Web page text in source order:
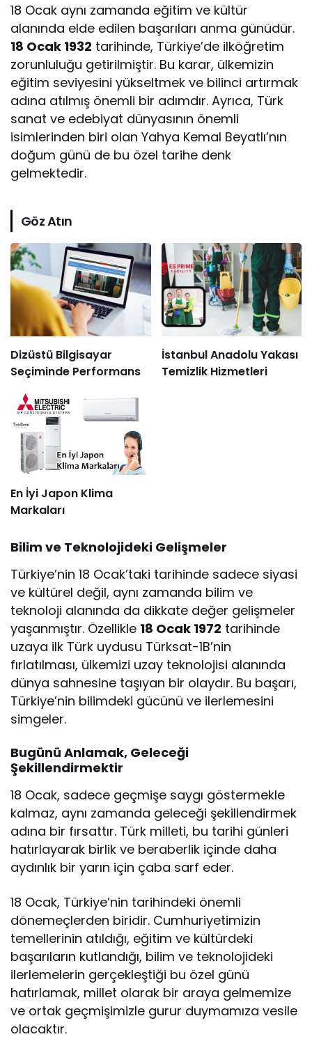
18 Ocak aynı zamanda eğitim ve kültür
alanında elde edilen başarıları anma günüdür.
18 Ocak 1932 tarihinde, Türkiye’de ilköğretim
zorunluluğu getirilmiştir. Bu karar, ülkemizin
eğitim seviyesini yükseltmek ve bilinci artırmak
adına atılmış önemli bir adımdır. Ayrıca, Türk
sanat ve edebiyat dünyasının önemli
isimlerinden biri olan Yahya Kemal Beyatlı’nın
doğum günü de bu özel tarihe denk
gelmektedir.
Göz Atın
Dizüstü Bilgisayar
Seçiminde Performans
İstanbul Anadolu Yakası
Temizlik Hizmetleri
En İyi Japon Klima
Markaları
Bilim ve Teknolojideki Gelişmeler
Türkiye’nin 18 Ocak’taki tarihinde sadece siyasi
ve kültürel değil, aynı zamanda bilim ve
teknoloji alanında da dikkate değer gelişmeler
yaşanmıştır. Özellikle 18 Ocak 1972 tarihinde
uzaya ilk Türk uydusu Türksat-1B’nin
fırlatılması, ülkemizi uzay teknolojisi alanında
dünya sahnesine taşıyan bir olaydır. Bu başarı,
Türkiye’nin bilimdeki gücünü ve ilerlemesini
simgeler.
Bugünü Anlamak, Geleceği
Şekillendirmektir
18 Ocak, sadece geçmişe saygı göstermekle
kalmaz, aynı zamanda geleceği şekillendirmek
adına bir fırsattır. Türk milleti, bu tarihi günleri
hatırlayarak birlik ve beraberlik içinde daha
aydınlık bir yarın için çaba sarf eder.
18 Ocak, Türkiye’nin tarihindeki önemli
dönemeçlerden biridir. Cumhuriyetimizin
temellerinin atıldığı, eğitim ve kültürdeki
başarıların kutlandığı, bilim ve teknolojideki
ilerlemelerin gerçekleştiği bu özel günü
hatırlamak, millet olarak bir araya gelmemize
ve ortak geçmişimizle gurur duymamıza vesile
olacaktır.